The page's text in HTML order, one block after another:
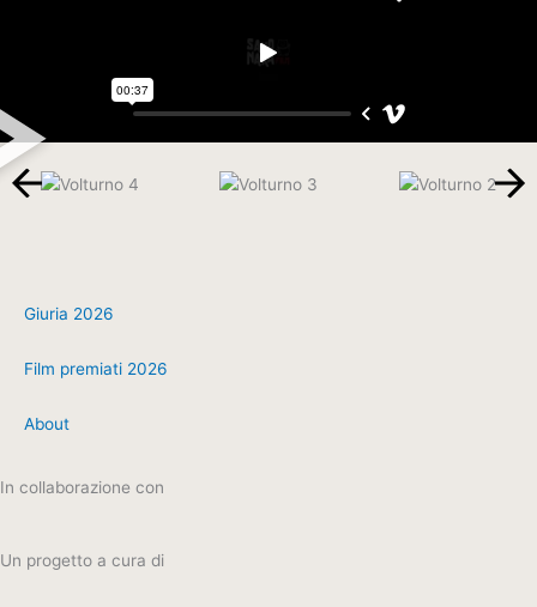
Giuria 2026
Film premiati 2026
About
In collaborazione con
Un progetto a cura di